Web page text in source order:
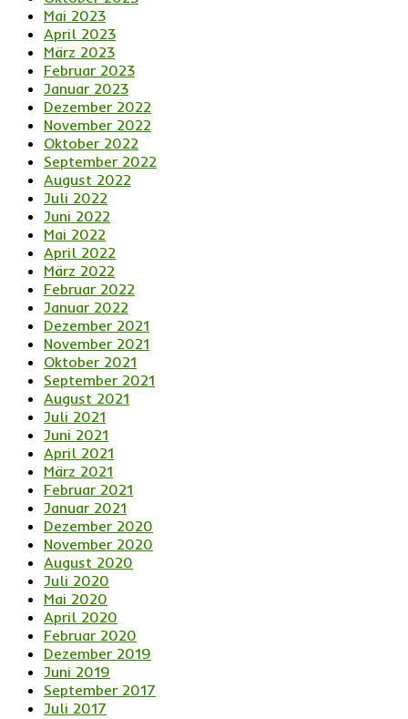
Mai 2023
April 2023
März 2023
Februar 2023
Januar 2023
Dezember 2022
November 2022
Oktober 2022
September 2022
August 2022
Juli 2022
Juni 2022
Mai 2022
April 2022
März 2022
Februar 2022
Januar 2022
Dezember 2021
November 2021
Oktober 2021
September 2021
August 2021
Juli 2021
Juni 2021
April 2021
März 2021
Februar 2021
Januar 2021
Dezember 2020
November 2020
August 2020
Juli 2020
Mai 2020
April 2020
Februar 2020
Dezember 2019
Juni 2019
September 2017
Juli 2017